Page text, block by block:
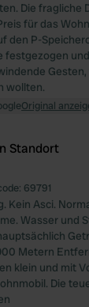
Die fragliche
für das
den P-
festgezogen
wollten.
Original
Standort
69791
Kein Asci.
Wasser und
Metern
klein und mit
Die